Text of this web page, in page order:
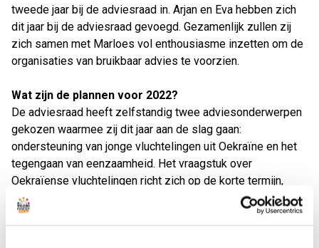
tweede jaar bij de adviesraad in. Arjan en Eva hebben zich
dit jaar bij de adviesraad gevoegd. Gezamenlijk zullen zij
zich samen met Marloes vol enthousiasme inzetten om de
organisaties van bruikbaar advies te voorzien.
Wat zijn de plannen voor 2022?
De adviesraad heeft zelfstandig twee adviesonderwerpen
gekozen waarmee zij dit jaar aan de slag gaan:
ondersteuning van jonge vluchtelingen uit Oekraïne en het
tegengaan van eenzaamheid. Het vraagstuk over
Oekraïense vluchtelingen richt zich op de korte termijn,
namelijk het op een zinvolle wijze overbruggen van de
periode tot het starten van de scholen in september.